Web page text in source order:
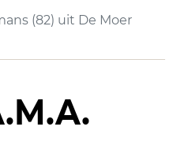
(82) uit De Moer